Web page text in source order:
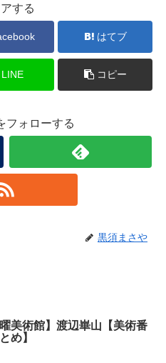
する
はてブ
LINE コピー
フォローする
黒須まさや
曜美術館】渡辺崋山【美術番
め】